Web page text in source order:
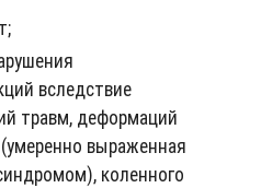
вследствие
травм, деформаций
выраженная
коленного